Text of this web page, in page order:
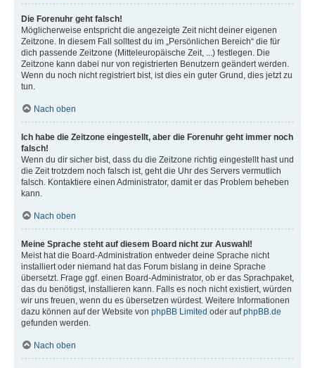
Die Forenuhr geht falsch!
Möglicherweise entspricht die angezeigte Zeit nicht deiner eigenen
Zeitzone. In diesem Fall solltest du im „Persönlichen Bereich“ die für
dich passende Zeitzone (Mitteleuropäische Zeit, ...) festlegen. Die
Zeitzone kann dabei nur von registrierten Benutzern geändert werden.
Wenn du noch nicht registriert bist, ist dies ein guter Grund, dies jetzt zu
tun.
Nach oben
Ich habe die Zeitzone eingestellt, aber die Forenuhr geht immer noch
falsch!
Wenn du dir sicher bist, dass du die Zeitzone richtig eingestellt hast und
die Zeit trotzdem noch falsch ist, geht die Uhr des Servers vermutlich
falsch. Kontaktiere einen Administrator, damit er das Problem beheben
kann.
Nach oben
Meine Sprache steht auf diesem Board nicht zur Auswahl!
Meist hat die Board-Administration entweder deine Sprache nicht
installiert oder niemand hat das Forum bislang in deine Sprache
übersetzt. Frage ggf. einen Board-Administrator, ob er das Sprachpaket,
das du benötigst, installieren kann. Falls es noch nicht existiert, würden
wir uns freuen, wenn du es übersetzen würdest. Weitere Informationen
dazu können auf der Website von phpBB Limited oder aufphpBB.de
gefunden werden.
Nach oben